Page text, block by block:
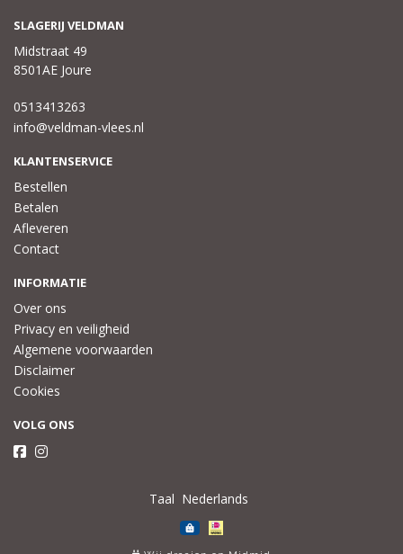
SLAGERIJ VELDMAN
Midstraat 49
8501AE Joure
0513413263
info@veldman-vlees.nl
KLANTENSERVICE
Bestellen
Betalen
Afleveren
Contact
INFORMATIE
Over ons
Privacy en veiligheid
Algemene voorwaarden
Disclaimer
Cookies
VOLG ONS
Taal